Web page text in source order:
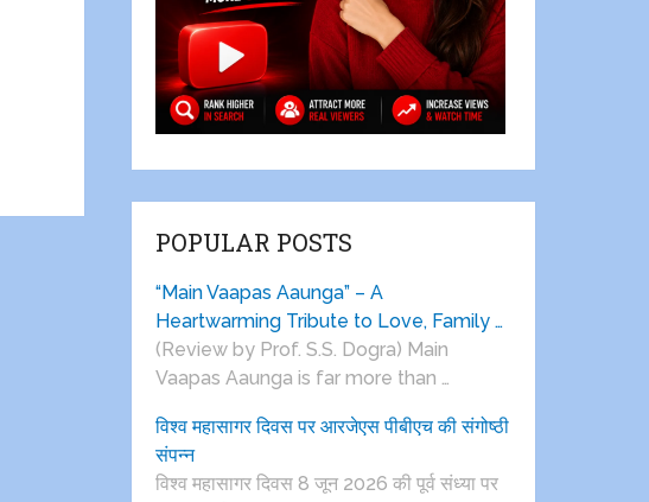
POPULAR POSTS
“Main Vaapas Aaunga” – A
Heartwarming Tribute to Love, Family …
(Review by Prof. S.S. Dogra) Main
Vaapas Aaunga is far more than …
विश्व महासागर दिवस पर आरजेएस पीबीएच की संगोष्ठी
संपन्न
विश्व महासागर दिवस 8 जून 2026 की पूर्व संध्या पर